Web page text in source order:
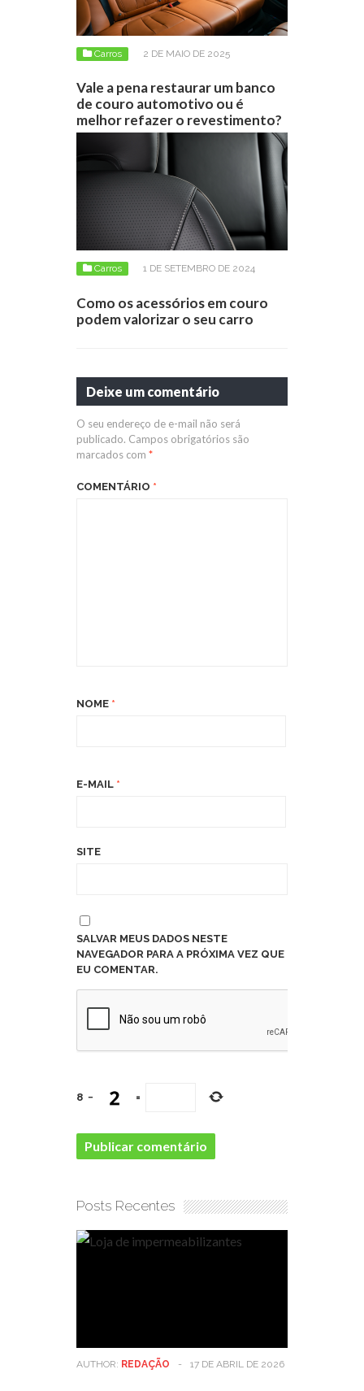
Carros 2 DE MAIO DE 2025
Vale a pena restaurar um banco
de couro automotivo ou é
melhor refazer o revestimento?
Carros 1 DE SETEMBRO DE 2024
Como os acessórios em couro
podem valorizar o seu carro
Deixe um comentário
O seu endereço de e-mail não será
publicado. Campos obrigatórios são
marcados com *
COMENTÁRIO *
NOME *
E-MAIL *
SITE
SALVAR MEUS DADOS NESTE
NAVEGADOR PARA A PRÓXIMA VEZ QUE
EU COMENTAR.
8 − =
Posts Recentes
AUTHOR: REDAÇÃO - 17 DE ABRIL DE 2026